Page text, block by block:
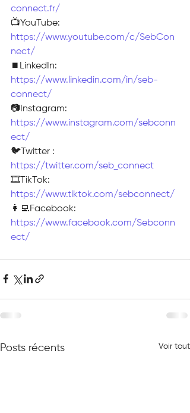
connect.fr/
📺YouTube:
https://www.youtube.com/c/SebCon
nect/
⏹️LinkedIn:
https://www.linkedin.com/in/seb-
connect/
📷Instagram:
https://www.instagram.com/sebconn
ect/
🐦Twitter :
https://twitter.com/seb_connect
🎞TikTok:
https://www.tiktok.com/sebconnect/
👩‍💻Facebook:
https://www.facebook.com/Sebconn
ect/
Posts récents Voir tout